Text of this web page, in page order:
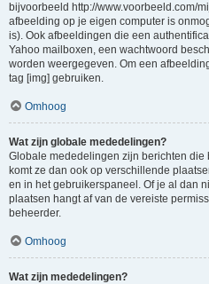
bijvoorbeeld http://www.voorbeeld.com/
afbeelding op je eigen computer is
is). Ook afbeeldingen die een
Yahoo mailboxen, een wachtwoord
worden weergegeven. Om een
tag [img] gebruiken.
Omhoog
Wat zijn globale mededelingen?
Globale mededelingen zijn berichten die
komt ze dan ook op verschillende
en in het gebruikerspaneel. Of je al dan
plaatsen hangt af van de vereiste
beheerder.
Omhoog
Wat zijn mededelingen?